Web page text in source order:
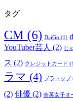
タグ
CM (6) DaiGo (1)
YouTuber芸人 (2) じ
ス (2) クレジットカード
ラマ (4) ブラトップ
(2) 俳優 (2) 全英女子オ